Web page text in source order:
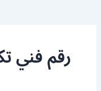
رقم فني